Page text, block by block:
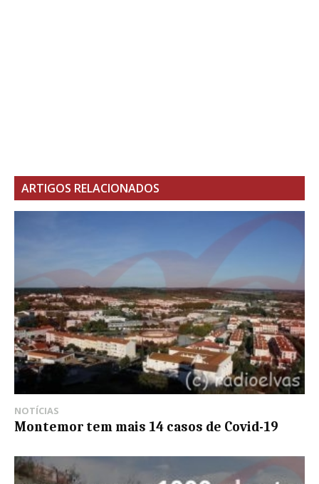
ARTIGOS RELACIONADOS
NOTÍCIAS
Montemor tem mais 14 casos de Covid-19